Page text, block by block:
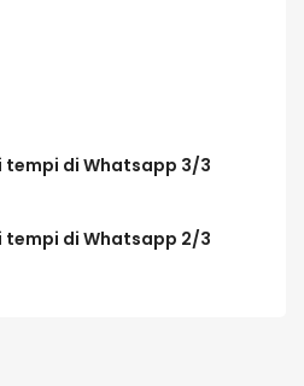
tempi di Whatsapp 3/3
tempi di Whatsapp 2/3